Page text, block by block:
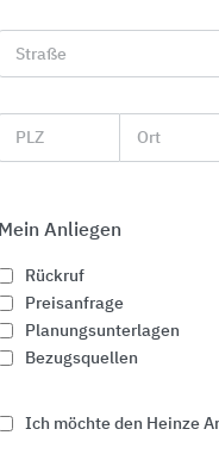
Ort,
Für
Straße
PLZ Ort
Mein Anliegen
Rückruf
Preisanfrage
Planungsunterlagen
Bezugsquellen
Ich möchte den Heinze